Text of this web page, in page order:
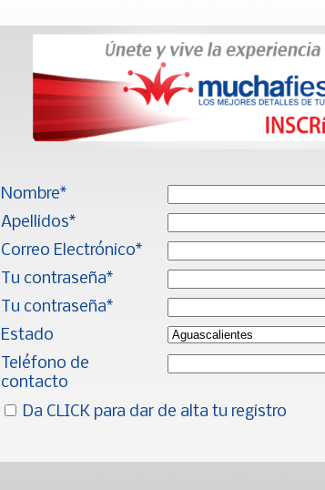
Nombre*
Apellidos*
Correo Electrónico*
Tu contraseña*
Tu contraseña*
Estado
Teléfono de
contacto
Da CLICK para dar de alta tu registro